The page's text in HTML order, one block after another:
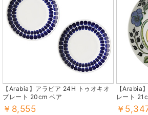
【Arabia】アラビア 24H トゥオキオ
プレート 20cm ペア
￥8,555
【Arabia
レート
￥